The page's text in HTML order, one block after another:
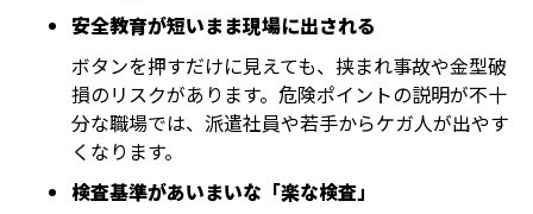
安全教育が短いまま現場に出される
ボタンを押すだけに見えても、挟まれ事故や金型破
損のリスクがあります。危険ポイントの説明が不十
分な職場では、派遣社員や若手からケガ人が出やす
くなります。
検査基準があいまいな「楽な検査」